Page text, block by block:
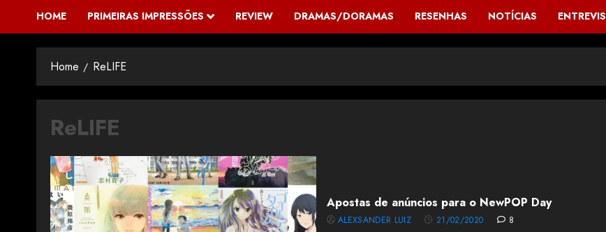
HOME PRIMEIRAS IMPRESSÕES REVIEW DRAMAS/DORAMAS RESENHAS NOTÍCIAS
Home ReLIFE
ReLIFE
Apostas de anúncios para o NewPOP Day
ALEXSANDER LUIZ 21/02/2020 8